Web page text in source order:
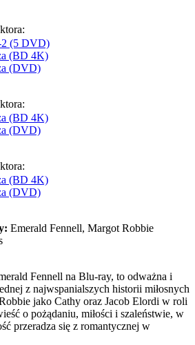
2 (5 DVD)
(BD 4K)
(DVD)
(BD 4K)
(DVD)
(BD 4K)
(DVD)
Emerald Fennell, Margot Robbie
Fennell na Blu-ray, to odważna i
z najwspanialszych historii miłosnych
jako Cathy oraz Jacob Elordi w roli
o pożądaniu, miłości i szaleństwie, w
przeradza się z romantycznej w